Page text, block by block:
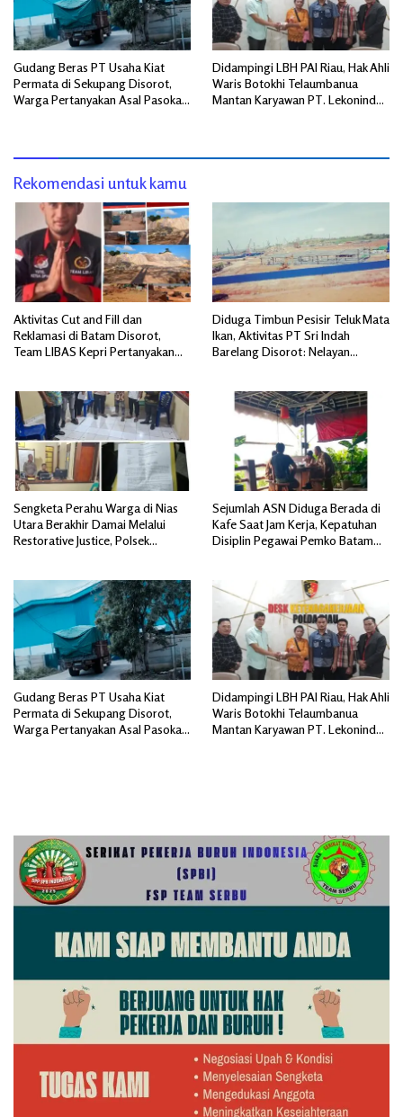
Gudang Beras PT Usaha Kiat
Permata di Sekupang Disorot,
Warga Pertanyakan Asal Pasokan
Didampingi LBH PAI Riau, Hak Ahli
Waris Botokhi Telaumbanua
Mantan Karyawan PT. Lekonindo
Rekomendasi untuk kamu
Aktivitas Cut and Fill dan
Reklamasi di Batam Disorot,
Team LIBAS Kepri Pertanyakan
Diduga Timbun Pesisir Teluk Mata
Ikan, Aktivitas PT Sri Indah
Barelang Disorot: Nelayan
Sengketa Perahu Warga di Nias
Utara Berakhir Damai Melalui
Restorative Justice, Polsek
Sejumlah ASN Diduga Berada di
Kafe Saat Jam Kerja, Kepatuhan
Disiplin Pegawai Pemko Batam
Gudang Beras PT Usaha Kiat
Permata di Sekupang Disorot,
Warga Pertanyakan Asal Pasokan
Didampingi LBH PAI Riau, Hak Ahli
Waris Botokhi Telaumbanua
Mantan Karyawan PT. Lekonindo